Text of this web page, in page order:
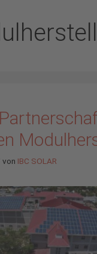
von IBC SOLAR